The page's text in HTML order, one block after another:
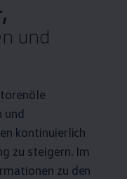
und
und
kontinuierlich
zu steigern. Im
zu den